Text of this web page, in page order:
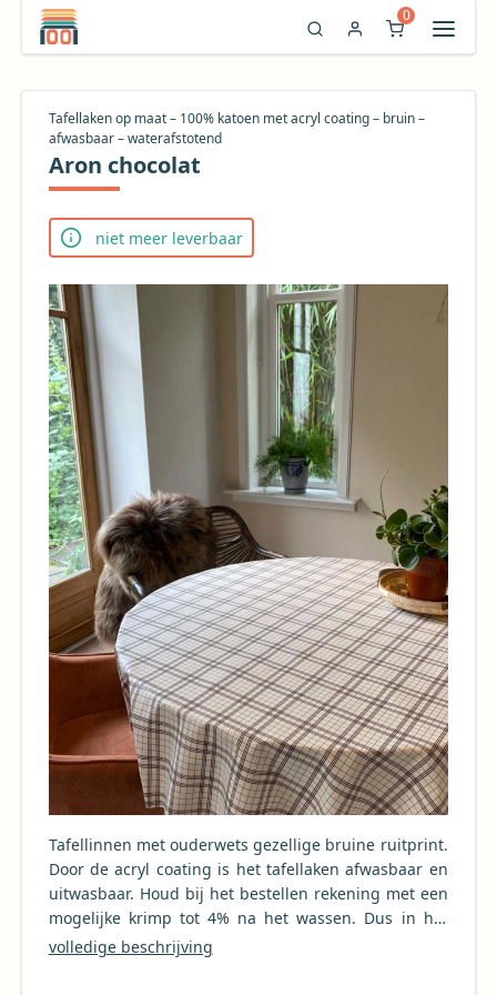
0
Tafellaken op maat – 100% katoen met acryl coating – bruin –
afwasbaar – waterafstotend
Aron chocolat
niet meer leverbaar
Tafellinnen met ouderwets gezellige bruine ruitprint.
Door de acryl coating is het tafellaken afwasbaar en
uitwasbaar. Houd bij het bestellen rekening met een
mogelijke krimp tot 4% na het wassen. Dus in het
geval van een tafelkleed van 250 cm kan er 10 cm
waterdicht en in principe geschikt als tuintafelkleed.
volledige beschrijving